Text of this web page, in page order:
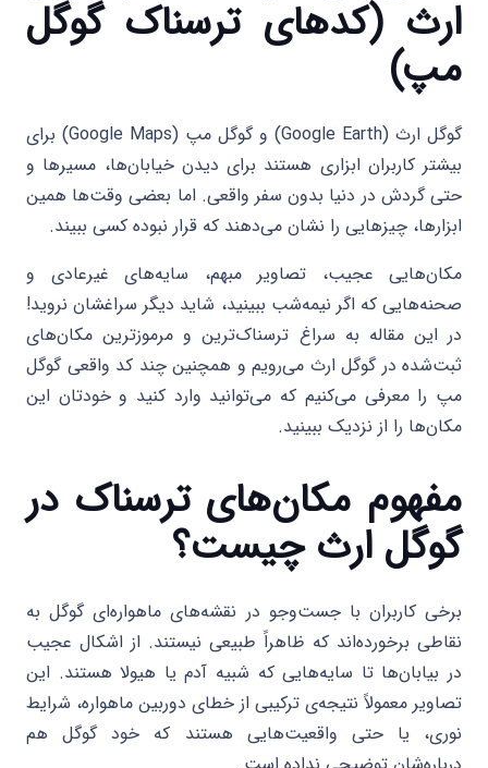
ارث (کدهای ترسناک گوگل
مپ)
گوگل ارث (Google Earth) و گوگل مپ (Google Maps) برای
بیشتر کاربران ابزاری هستند برای دیدن خیابان‌ها، مسیرها و
حتی گردش در دنیا بدون سفر واقعی. اما بعضی وقت‌ها همین
ابزارها، چیزهایی را نشان می‌دهند که قرار نبوده کسی ببیند.
مکان‌هایی عجیب، تصاویر مبهم، سایه‌های غیرعادی و
صحنه‌هایی که اگر نیمه‌شب ببینید، شاید دیگر سراغشان نروید!
در این مقاله به سراغ ترسناک‌ترین و مرموزترین مکان‌های
ثبت‌شده در گوگل ارث می‌رویم و همچنین چند کد واقعی گوگل
مپ را معرفی می‌کنیم که می‌توانید وارد کنید و خودتان این
مکان‌ها را از نزدیک ببینید.
مفهوم مکان‌های ترسناک در
گوگل ارث چیست؟
برخی کاربران با جست‌وجو در نقشه‌های ماهواره‌ای گوگل به
نقاطی برخورده‌اند که ظاهراً طبیعی نیستند. از اشکال عجیب
در بیابان‌ها تا سایه‌هایی که شبیه آدم یا هیولا هستند. این
تصاویر معمولاً نتیجه‌ی ترکیبی از خطای دوربین ماهواره، شرایط
نوری، یا حتی واقعیت‌هایی هستند که خود گوگل هم